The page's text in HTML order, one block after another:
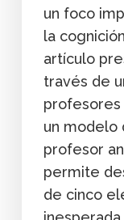
un foco
la
artículo
través de
un modelo
profesor
permite
de cinco